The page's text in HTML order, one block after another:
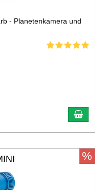
- Planetenkamera und
%